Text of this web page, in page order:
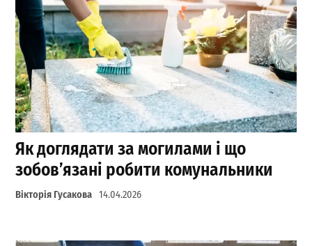
Як доглядати за могилами і що
зобов’язані робити комунальники
Вікторія Гусакова 14.04.2026